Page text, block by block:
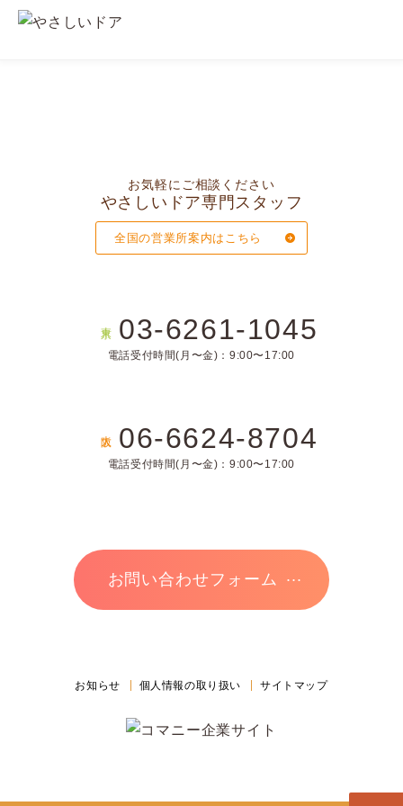
お気軽にご相談ください
やさしいドア専門スタッフ
全国の営業所案内はこちら
03-6261-1045
電話受付時間(月〜金)：9:00〜17:00
06-6624-8704
電話受付時間(月〜金)：9:00〜17:00
お問い合わせフォーム
お知らせ 個人情報の取り扱い サイトマップ